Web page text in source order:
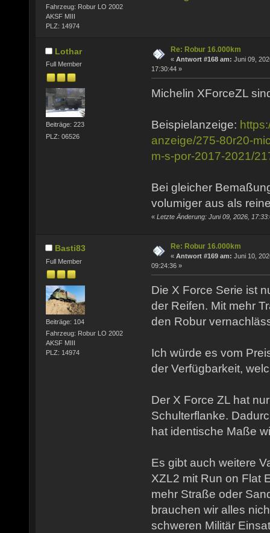
Fahrzeug: Robur LO 2002
AKSF MIII
PLZ: 14974
Lothar
Full Member
Beiträge: 223
PLZ: 06526
Re: Robur 16.000km
« Antwort #168 am: Juni 09,
17:30:44 »
Michelin XForceZL
Beispielanzeige:
anzeige/275-80r20-
m-s-por-2017-2021/
Bei gleicher
volumiger aus als
« Letzte Änderung: Juni 09, 2026,
Basti83
Full Member
Beiträge: 104
Fahrzeug: Robur LO 2002
AKSF MIII
PLZ: 14974
Re: Robur 16.000km
« Antwort #169 am: Juni 10,
09:24:36 »
Die X Force Serie ist
der Reifen. Mit mehr
den Robur
Ich würde es vom
der Verfügbarkeit,
Der X Force ZL hat
Schulterflanke.
hat identische Maße
Es gibt auch weitere
XZL2 mit Run on Flat
mehr Straße oder
brauchen wir alles
schweren Militär